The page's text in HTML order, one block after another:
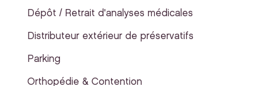
Dépôt / Retrait d'analyses médicales
Distributeur extérieur de préservatifs
Parking
Orthopédie & Contention